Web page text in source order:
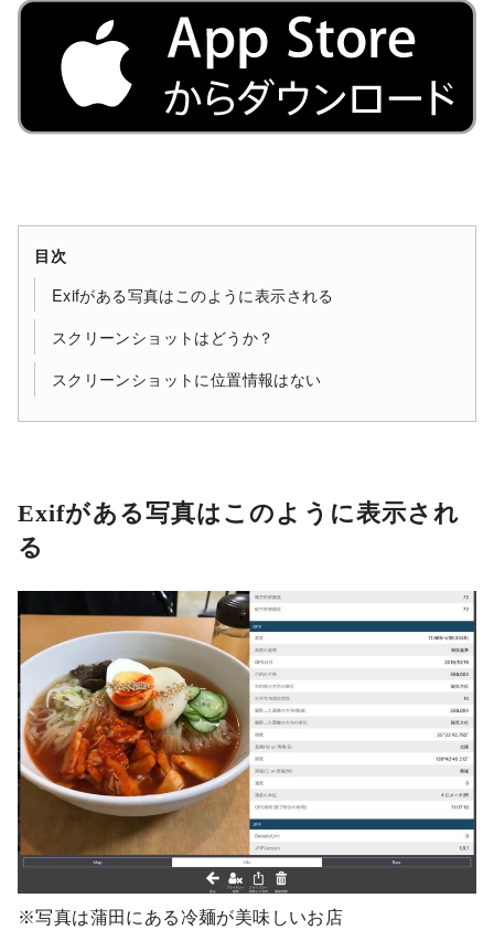
目次
Exifがある写真はこのように表示される
スクリーンショットはどうか？
スクリーンショットに位置情報はない
Exifがある写真はこのように表示され
る
※写真は蒲田にある冷麺が美味しいお店